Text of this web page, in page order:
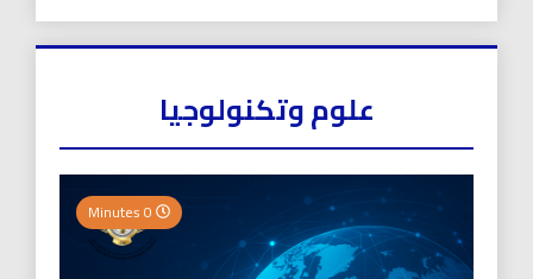
علوم وتكنولوجيا